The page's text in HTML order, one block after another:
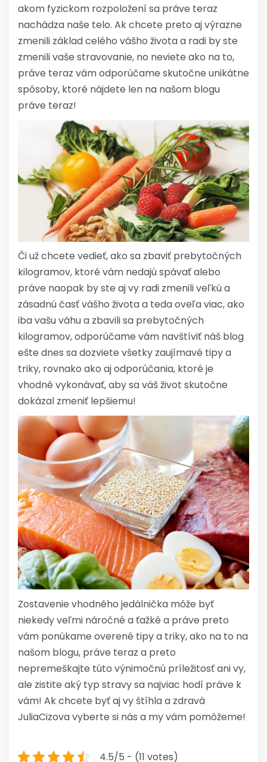
akom fyzickom rozpoložení sa práve teraz
nachádza naše telo. Ak chcete preto aj výrazne
zmenili základ celého vášho života a radi by ste
zmenili vaše stravovanie, no neviete ako na to,
práve teraz vám odporúčame skutočne unikátne
spôsoby, ktoré nájdete len na našom blogu
práve teraz!
Či už chcete vedieť, ako sa zbaviť prebytočných
kilogramov, ktoré vám nedajú spávať alebo
práve naopak by ste aj vy radi zmenili veľkú a
zásadnú časť vášho života a teda oveľa viac, ako
iba vašu váhu a zbavili sa prebytočných
kilogramov, odporúčame vám navštíviť náš blog
ešte dnes sa dozviete všetky zaujímavé tipy a
triky, rovnako ako aj odporúčania, ktoré je
vhodné vykonávať, aby sa váš život skutočne
dokázal zmeniť lepšiemu!
Zostavenie vhodného jedálnička môže byť
niekedy veľmi náročné a ťažké a práve preto
vám ponúkame overené tipy a triky, ako na to na
našom blogu, práve teraz a preto
nepremeškajte túto výnimočnú príležitosť ani vy,
ale zistite aký typ stravy sa najviac hodí práve k
vám! Ak chcete byť aj vy štíhla a zdravá
JuliaCizovavyberte si nás a my vám pomôžeme!
4.5/5 - (11 votes)